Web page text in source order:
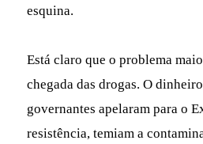
esquina.
Está claro que o problema
chegada das drogas. O
governantes apelaram para o
resistência, temiam a